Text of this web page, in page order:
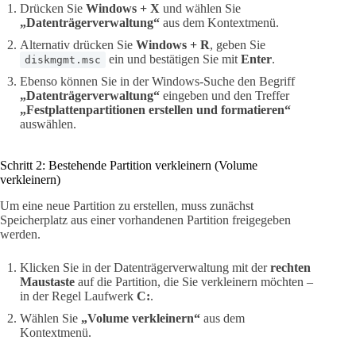
Drücken Sie Windows + X und wählen Sie
„Datenträgerverwaltung“ aus dem Kontextmenü.
Alternativ drücken Sie Windows + R, geben Sie
diskmgmt.msc ein und bestätigen Sie mit Enter.
Ebenso können Sie in der Windows-Suche den Begriff
„Datenträgerverwaltung“ eingeben und den Treffer
„Festplattenpartitionen erstellen und formatieren“
auswählen.
Schritt 2: Bestehende Partition verkleinern (Volume
verkleinern)
Um eine neue Partition zu erstellen, muss zunächst
Speicherplatz aus einer vorhandenen Partition freigegeben
werden.
Klicken Sie in der Datenträgerverwaltung mit derrechten
Maustaste auf die Partition, die Sie verkleinern möchten –
in der Regel Laufwerk C:.
Wählen Sie „Volume verkleinern“ aus dem
Kontextmenü.